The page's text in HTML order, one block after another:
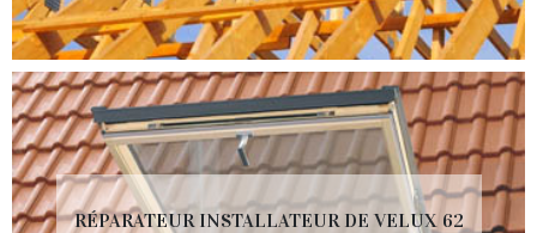
RÉPARATEUR INSTALLATEUR DE VELUX 62